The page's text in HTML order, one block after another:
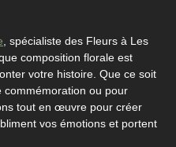
, spécialiste des Fleurs à Les
composition florale est
votre histoire. Que ce soit
commémoration ou pour
tout en œuvre pour créer
vos émotions et portent